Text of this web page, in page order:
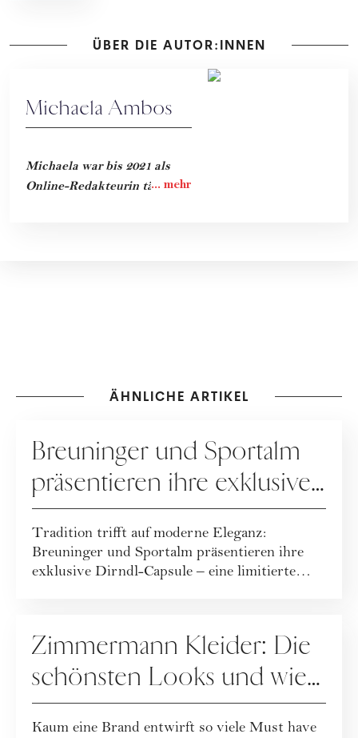
ÜBER DIE AUTOR:INNEN
Michaela Ambos
Michaela war bis 2021 als
Online-Redakteurin tätig.
ÄHNLICHE ARTIKEL
Breuninger und Sportalm
präsentieren ihre exklusive
Dirndl-Capsule!
Tradition trifft auf moderne Eleganz:
Breuninger und Sportalm präsentieren ihre
exklusive Dirndl-Capsule – eine limitierte
Zimmermann Kleider: Die
schönsten Looks und wie
Sie sie stilvoll kombinieren
Kaum eine Brand entwirft so viele Must have